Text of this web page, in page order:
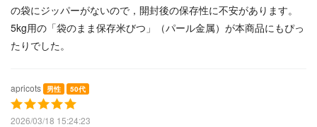
の袋にジッパーがないので，開封後の保存性に不安があります。
5kg用の「袋のまま保存米びつ」（パール金属）が本商品にもぴっ
たりでした。
apricots 男性 50代
2026/03/18 15:24:23